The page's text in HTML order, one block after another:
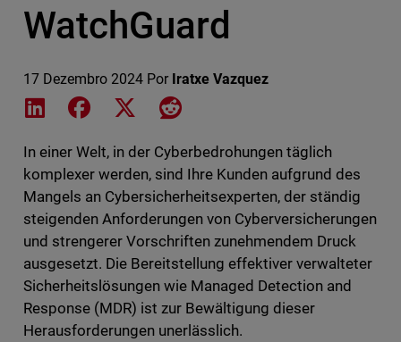
WatchGuard
17 Dezembro 2024 Por Iratxe Vazquez
Share on LinkedIn
Share on Facebook
Share on XShare on Reddit
In einer Welt, in der Cyberbedrohungen täglich
komplexer werden, sind Ihre Kunden aufgrund des
Mangels an Cybersicherheitsexperten, der ständig
steigenden Anforderungen von Cyberversicherungen
und strengerer Vorschriften zunehmendem Druck
ausgesetzt. Die Bereitstellung effektiver verwalteter
Sicherheitslösungen wie Managed Detection and
Response (MDR) ist zur Bewältigung dieser
Herausforderungen unerlässlich.